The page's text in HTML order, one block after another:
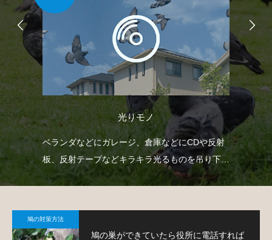
光りモノ
ベランダなどにガレージ、倉庫などにCDや反射
板、反射テープなどキラキラ光るものを吊り下げ
て、鳩を寄り付きにくくするという方法です。
鳩の対策方法
鳩の巣ができていたら役所に電話すれば